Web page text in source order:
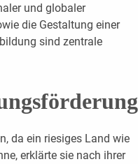
und globaler
die Gestaltung einer
sind zentrale
da ein riesiges Land wie
erklärte sie nach ihrer